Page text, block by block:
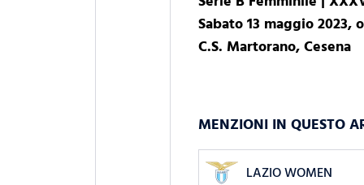
Sabato 13 maggio 2023,
C.S. Martorano, Cesena
MENZIONI IN QUESTO
LAZIO WOMEN